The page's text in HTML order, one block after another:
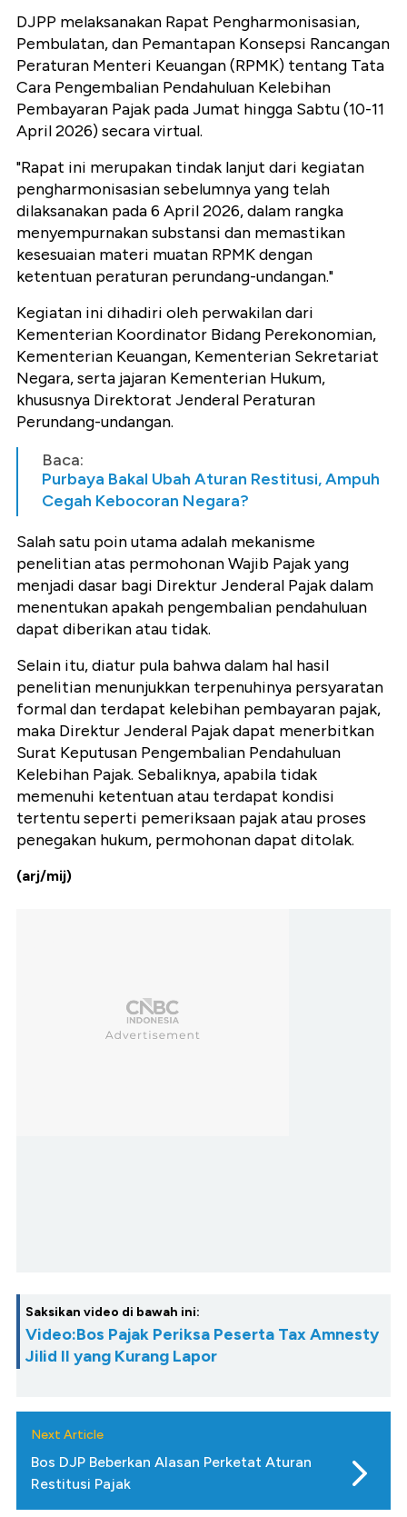
DJPP melaksanakan Rapat Pengharmonisasian,
Pembulatan, dan Pemantapan Konsepsi Rancangan
Peraturan Menteri Keuangan (RPMK) tentang Tata
Cara Pengembalian Pendahuluan Kelebihan
Pembayaran Pajak pada Jumat hingga Sabtu (10-11
April 2026) secara virtual.
‎"Rapat ini merupakan tindak lanjut dari kegiatan
pengharmonisasian sebelumnya yang telah
dilaksanakan pada 6 April 2026, dalam rangka
menyempurnakan substansi dan memastikan
kesesuaian materi muatan RPMK dengan
ketentuan peraturan perundang-undangan."
‎Kegiatan ini dihadiri oleh perwakilan dari
Kementerian Koordinator Bidang Perekonomian,
Kementerian Keuangan, Kementerian Sekretariat
Negara, serta jajaran Kementerian Hukum,
khususnya Direktorat Jenderal Peraturan
Perundang-undangan.
Baca:
Purbaya Bakal Ubah Aturan Restitusi, Ampuh
Cegah Kebocoran Negara?
‎Salah satu poin utama adalah mekanisme
penelitian atas permohonan Wajib Pajak yang
menjadi dasar bagi Direktur Jenderal Pajak dalam
menentukan apakah pengembalian pendahuluan
dapat diberikan atau tidak.
‎Selain itu, diatur pula bahwa dalam hal hasil
penelitian menunjukkan terpenuhinya persyaratan
formal dan terdapat kelebihan pembayaran pajak,
maka Direktur Jenderal Pajak dapat menerbitkan
Surat Keputusan Pengembalian Pendahuluan
Kelebihan Pajak. Sebaliknya, apabila tidak
memenuhi ketentuan atau terdapat kondisi
tertentu seperti pemeriksaan pajak atau proses
penegakan hukum, permohonan dapat ditolak.
(arj/mij)
Saksikan video di bawah ini:
Video:Bos Pajak Periksa Peserta Tax Amnesty
Jilid II yang Kurang Lapor
Next Article
Bos DJP Beberkan Alasan Perketat Aturan
Restitusi Pajak